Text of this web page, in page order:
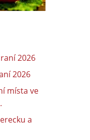
2026
2026
místa ve
a